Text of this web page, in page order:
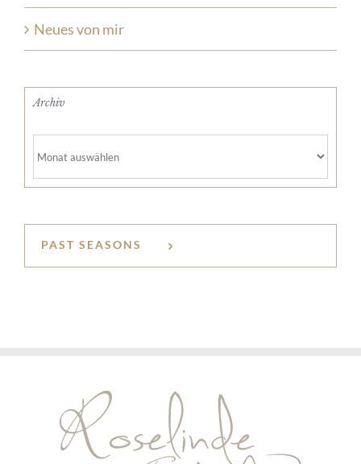
Neues von mir
Archiv
PAST SEASONS